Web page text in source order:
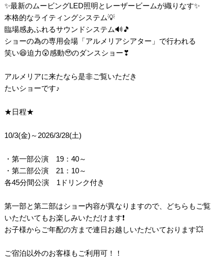
✨最新のムービングLED照明とレーザービームが織りなす✨
本格的なライティングシステム💡
臨場感あふれるサウンドシステム🔊🎵
ショーの為の専用会場「アルメリアシアター」で行われる
笑い😆迫力😲感動🥹のダンスショー❣
アルメリアに来たなら是非ご覧いただき
たいショーです♪
★日程★
10/3(金)～2026/3/28(土)
・第一部公演 19：40～
・第二部公演 21：10～
各45分間公演 1ドリンク付き
第一部と第二部はショー内容が異なりますので、どちらもご覧
いただいてもお楽しみいただけます❗
お子様からご年配の方まで連日お越しいただいております💥
ご宿泊以外のお客様もご利用可！！